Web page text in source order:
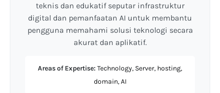
teknis dan edukatif seputar infrastruktur
digital dan pemanfaatan AI untuk membantu
pengguna memahami solusi teknologi secara
akurat dan aplikatif.
Areas of Expertise: Technology, Server, hosting,
domain, AI